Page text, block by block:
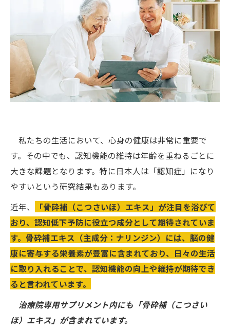
私たちの生活において、心身の健康は非常に重要で
す。その中でも、認知機能の維持は年齢を重ねるごとに
大きな課題となります。特に日本人は「認知症」になり
やすいという研究結果もあります。
近年、
「骨砕補（こつさいほ）エキス」が注目を浴びて
おり、認知低下予防に役立つ成分として期待されていま
す。骨砕補エキス（主成分：ナリンジン）には、脳の健
康に寄与する栄養素が豊富に含まれており、日々の生活
に取り入れることで、認知機能の向上や維持が期待でき
ると言われています。
治療院専用サプリメント内にも「骨砕補（こつさい
ほ）エキス」が含まれています。